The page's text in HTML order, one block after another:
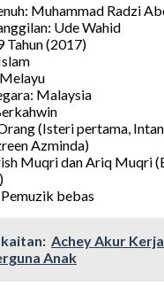
Muhammad Radzi
Ude Wahid
Tahun (2017)
Malaysia
(Isteri pertama,
Azminda)
Muqri dan Ariq Muqri
bebas
Achey Akur
Anak